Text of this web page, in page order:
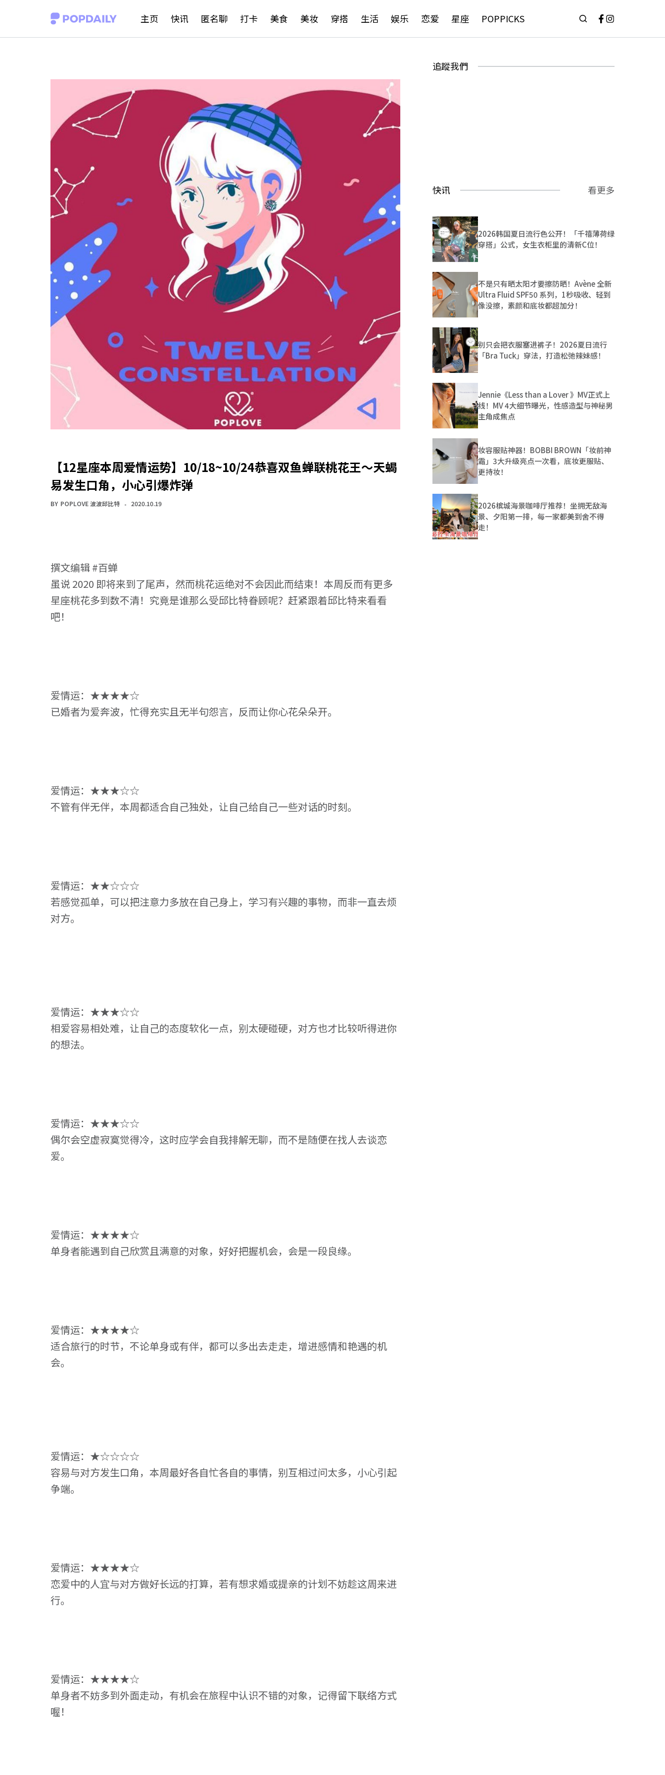
主页 快讯 匿名聊 打卡 美食 美妆 穿搭 生活 娱乐 恋爱 星座 POPPICKS
【12星座本周爱情运势】10/18~10/24恭喜双鱼蝉联桃花王～天蝎
易发生口角，小心引爆炸弹
BY POPLOVE 波波邱比特 2020.10.19
撰文编辑 #百蝉
虽说 2020 即将来到了尾声，然而桃花运绝对不会因此而结束！本周反而有更多
星座桃花多到数不清！究竟是谁那么受邱比特眷顾呢？赶紧跟着邱比特来看看
吧！
爱情运：★★★★☆
已婚者为爱奔波，忙得充实且无半句怨言，反而让你心花朵朵开。
爱情运：★★★☆☆
不管有伴无伴，本周都适合自己独处，让自己给自己一些对话的时刻。
爱情运：★★☆☆☆
若感觉孤单，可以把注意力多放在自己身上，学习有兴趣的事物，而非一直去烦
对方。
爱情运：★★★☆☆
相爱容易相处难，让自己的态度软化一点，别太硬碰硬，对方也才比较听得进你
的想法。
爱情运：★★★☆☆
偶尔会空虚寂寞觉得冷，这时应学会自我排解无聊，而不是随便在找人去谈恋
爱。
爱情运：★★★★☆
单身者能遇到自己欣赏且满意的对象，好好把握机会，会是一段良缘。
爱情运：★★★★☆
适合旅行的时节，不论单身或有伴，都可以多出去走走，增进感情和艳遇的机
会。
爱情运：★☆☆☆☆
容易与对方发生口角，本周最好各自忙各自的事情，别互相过问太多，小心引起
争端。
爱情运：★★★★☆
恋爱中的人宜与对方做好长远的打算，若有想求婚或提亲的计划不妨趁这周来进
行。
爱情运：★★★★☆
单身者不妨多到外面走动，有机会在旅程中认识不错的对象，记得留下联络方式
喔！
追蹤我們
快讯 看更多
2026韩国夏日流行色公开！「千禧薄荷绿
穿搭」公式，女生衣柜里的清新C位！
不是只有晒太阳才要擦防晒！Avène 全新
Ultra Fluid SPF50 系列，1秒吸收、轻到
像没擦，素颜和底妆都超加分！
别只会把衣服塞进裤子！2026夏日流行
「Bra Tuck」穿法，打造松弛辣妹感！
Jennie《Less than a Lover 》MV正式上
线！MV 4大细节曝光，性感造型与神秘男
主角成焦点
妆容服贴神器！BOBBI BROWN「妆前神
霜」3大升级亮点一次看，底妆更服贴、
更持妆！
2026槟城海景咖啡厅推荐！坐拥无敌海
景、夕阳第一排，每一家都美到舍不得
走！